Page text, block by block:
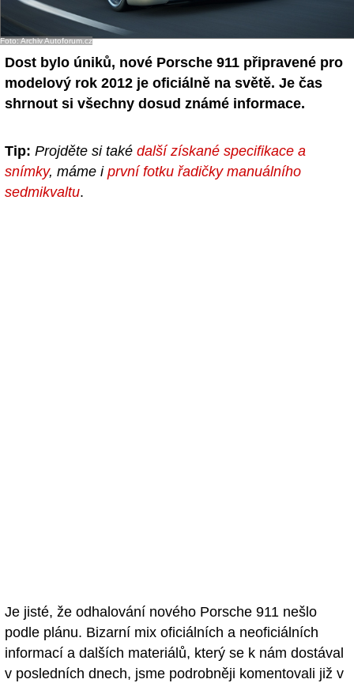
Diskuzní fórum
Sledujte nás!
Foto: Archiv Autoforum.cz
Dost bylo úniků, nové Porsche 911 připravené pro
modelový rok 2012 je oficiálně na světě. Je čas
shrnout si všechny dosud známé informace.
Tip: Projděte si také další získané specifikace a
snímky, máme i první fotku řadičky manuálního
sedmikvaltu.
Je jisté, že odhalování nového Porsche 911 nešlo
podle plánu. Bizarní mix oficiálních a neoficiálních
informací a dalších materiálů, který se k nám dostával
v posledních dnech, jsme podrobněji komentovali již v